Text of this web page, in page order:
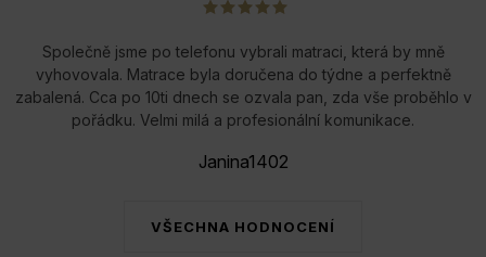
VŠECHNA HODNOCENÍ
Společně jsme po telefonu vybrali matraci, která by mně
vyhovovala. Matrace byla doručena do týdne a perfektně
zabalená. Cca po 10ti dnech se ozvala pan, zda vše proběhlo v
pořádku. Velmi milá a profesionální komunikace.
Janina1402